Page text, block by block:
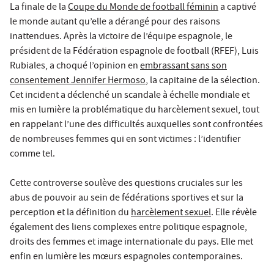
La finale de laCoupe du Monde de football féminina captivé
le monde autant qu’elle a dérangé pour des raisons
inattendues. Après la victoire de l’équipe espagnole, le
président de la Fédération espagnole de football (RFEF), Luis
Rubiales, a choqué l’opinion enembrassant sans son
consentement Jennifer Hermoso, la capitaine de la sélection.
Cet incident a déclenché un scandale à échelle mondiale et
mis en lumière la problématique du harcèlement sexuel, tout
en rappelant l’une des difficultés auxquelles sont confrontées
de nombreuses femmes qui en sont victimes : l’identifier
comme tel.
Cette controverse soulève des questions cruciales sur les
abus de pouvoir au sein de fédérations sportives et sur la
perception et la définition duharcèlement sexuel. Elle révèle
également des liens complexes entre politique espagnole,
droits des femmes et image internationale du pays. Elle met
enfin en lumière les mœurs espagnoles contemporaines.